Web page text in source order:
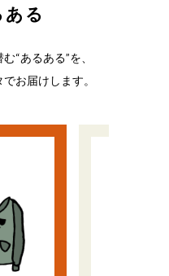
ある
“あるある”を、
お届けします。
てた